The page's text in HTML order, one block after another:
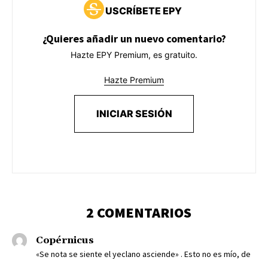
USCRÍBETE EPY
¿Quieres añadir un nuevo comentario?
Hazte EPY Premium, es gratuito.
Hazte Premium
INICIAR SESIÓN
2 COMENTARIOS
Copérnicus
«Se nota se siente el yeclano asciende» . Esto no es mío, de